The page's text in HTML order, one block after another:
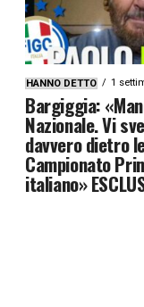
HANNO DETTO 1
Bargiggia:
Nazionale. Vi
davvero dietro
Campionato
italiano»